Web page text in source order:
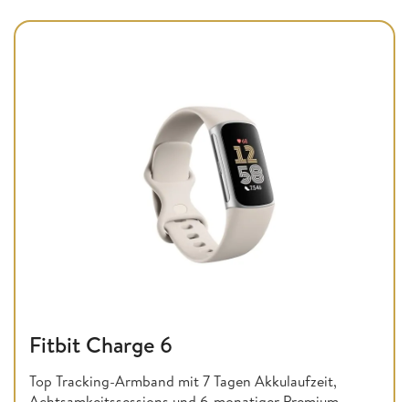
Fitbit Charge 6
Top Tracking-Armband mit 7 Tagen Akkulaufzeit,